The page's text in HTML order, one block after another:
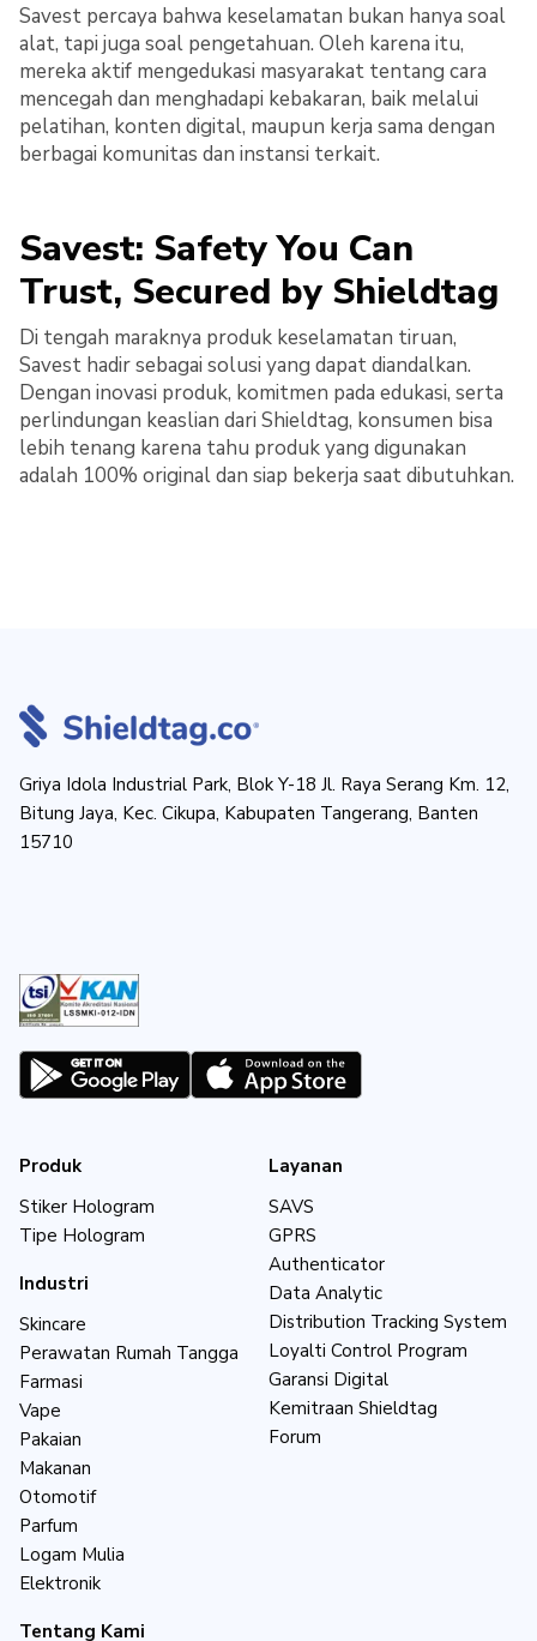
Savest percaya bahwa keselamatan bukan hanya soal
alat, tapi juga soal pengetahuan. Oleh karena itu,
mereka aktif mengedukasi masyarakat tentang cara
mencegah dan menghadapi kebakaran, baik melalui
pelatihan, konten digital, maupun kerja sama dengan
berbagai komunitas dan instansi terkait.
Savest: Safety You Can
Trust, Secured by Shieldtag
Di tengah maraknya produk keselamatan tiruan,
Savest hadir sebagai solusi yang dapat diandalkan.
Dengan inovasi produk, komitmen pada edukasi, serta
perlindungan keaslian dari Shieldtag, konsumen bisa
lebih tenang karena tahu produk yang digunakan
adalah 100% original dan siap bekerja saat dibutuhkan.
Griya Idola Industrial Park, Blok Y-18 Jl. Raya Serang Km. 12,
Bitung Jaya, Kec. Cikupa, Kabupaten Tangerang, Banten
15710
Produk
Stiker Hologram
Tipe Hologram
Industri
Skincare
Perawatan Rumah Tangga
Farmasi
Vape
Pakaian
Makanan
Otomotif
Parfum
Logam Mulia
Elektronik
Tentang Kami
Layanan
SAVS
GPRS
Authenticator
Data Analytic
Distribution Tracking System
Loyalti Control Program
Garansi Digital
Kemitraan Shieldtag
Forum